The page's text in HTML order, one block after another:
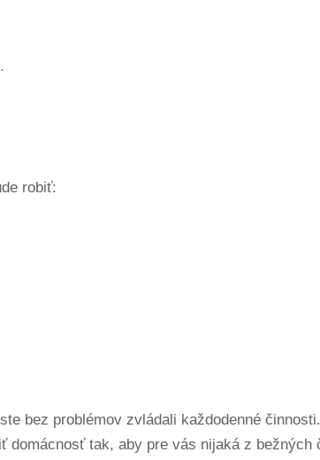
robiť:
bez problémov zvládali každodenné činnosti.
domácnosť tak, aby pre vás nijaká z bežných